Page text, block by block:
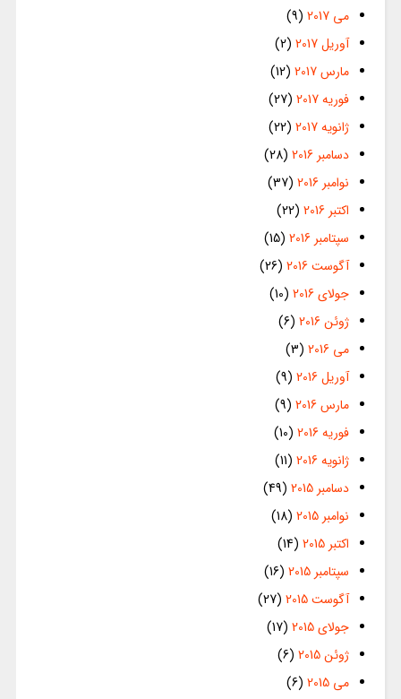
می 2017
(9)
آوریل 2017
(2)
مارس 2017
(12)
فوریه 2017
(27)
ژانویه 2017
(22)
دسامبر 2016
(28)
نوامبر 2016
(37)
اکتبر 2016
(22)
سپتامبر 2016
(15)
آگوست 2016
(26)
جولای 2016
(10)
ژوئن 2016
(6)
می 2016
(3)
آوریل 2016
(9)
مارس 2016
(9)
فوریه 2016
(10)
ژانویه 2016
(11)
دسامبر 2015
(49)
نوامبر 2015
(18)
اکتبر 2015
(14)
سپتامبر 2015
(16)
آگوست 2015
(27)
جولای 2015
(17)
ژوئن 2015
(6)
می 2015
(6)